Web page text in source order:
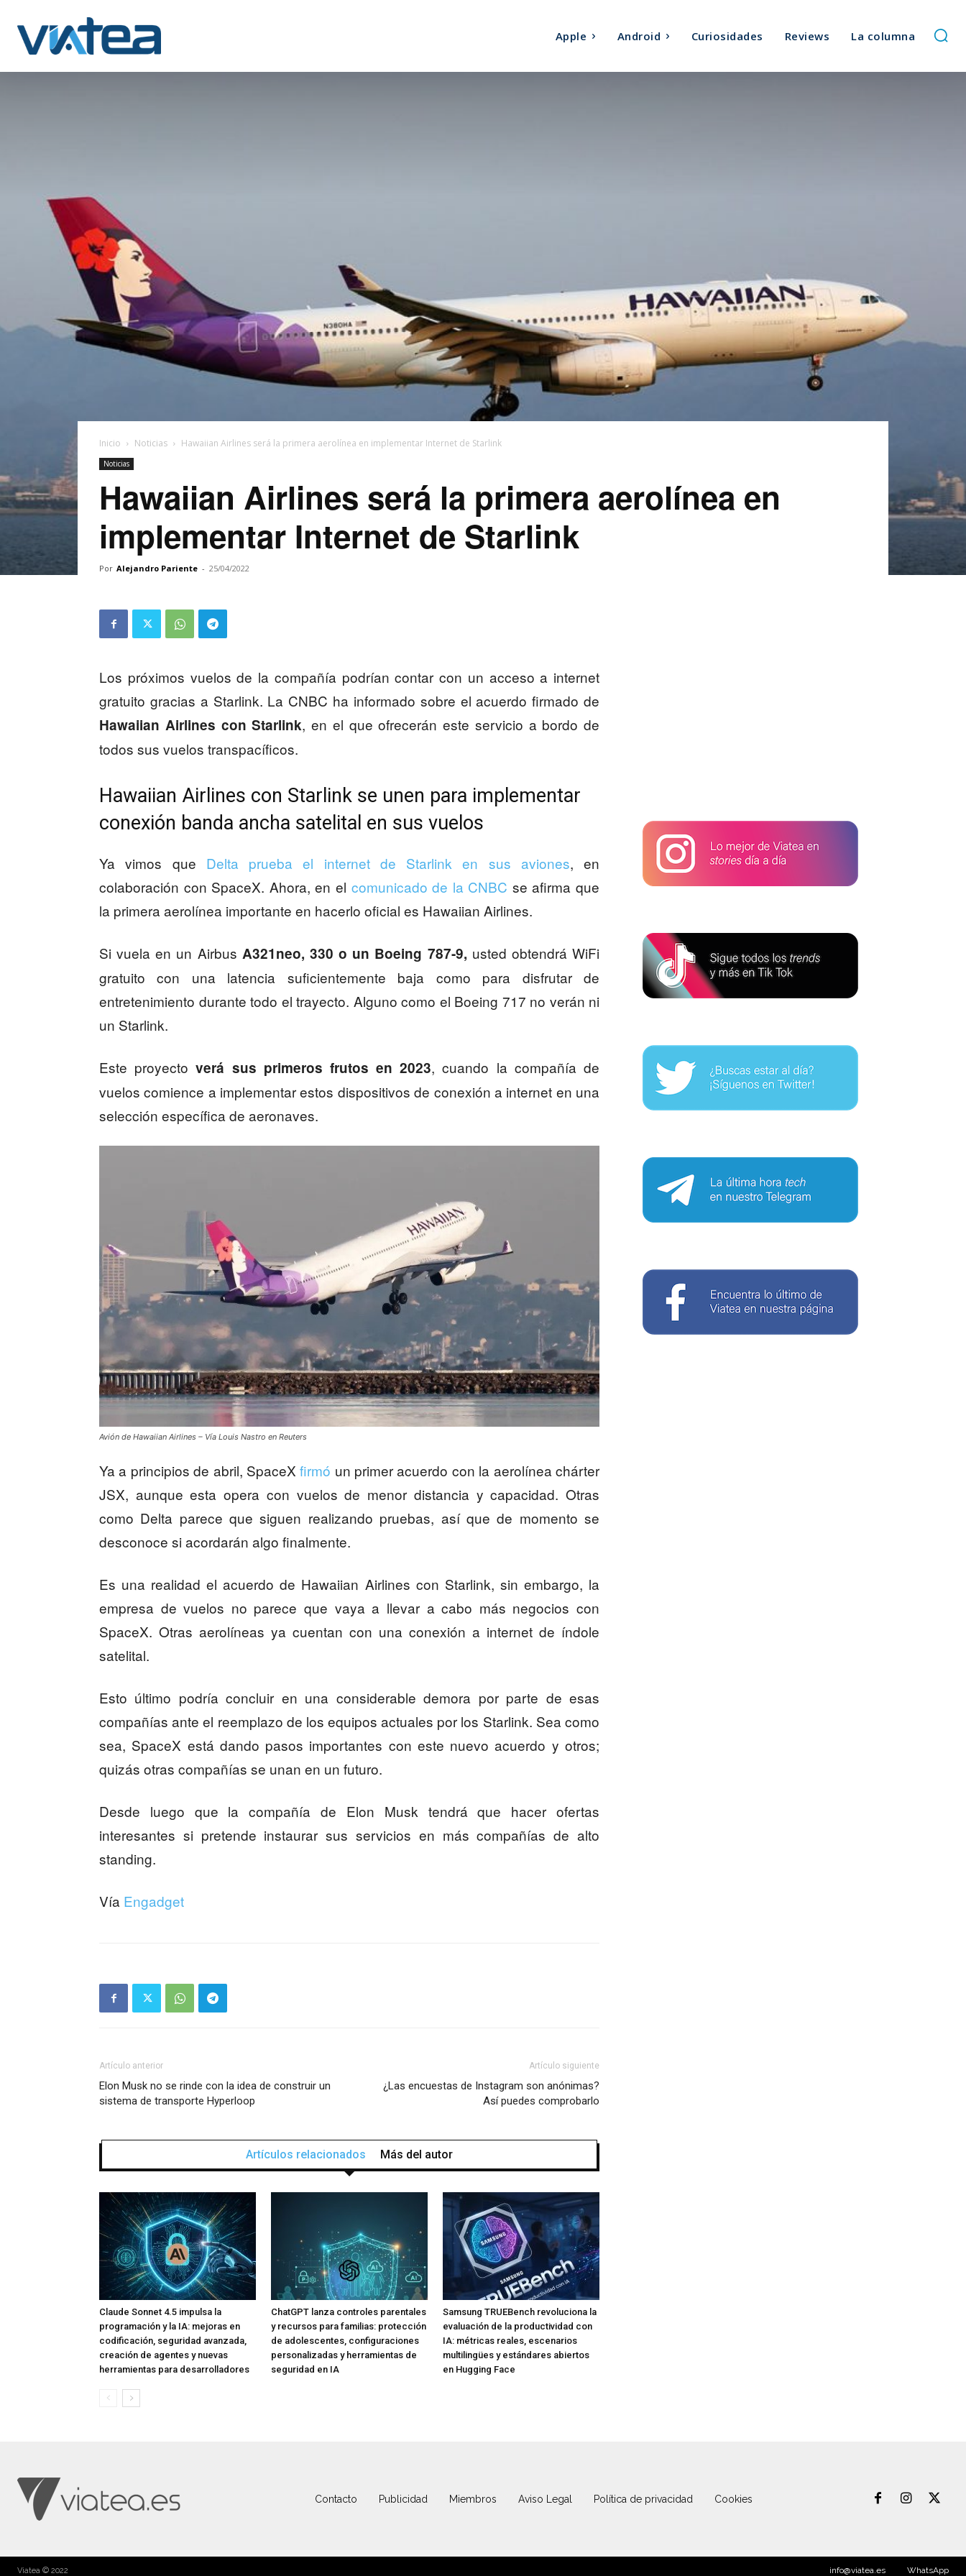
Apple Android Curiosidades Reviews La columna
Inicio Noticias Hawaiian Airlines será la primera aerolínea en implementar Internet de Starlink
Noticias
Hawaiian Airlines será la primera aerolínea en
implementar Internet de Starlink
Por Alejandro Pariente - 25/04/2022
Los próximos vuelos de la compañía podrían contar con un acceso a internet
gratuito gracias a Starlink. La CNBC ha informado sobre el acuerdo firmado de
Hawaiian Airlines con Starlink, en el que ofrecerán este servicio a bordo de
todos sus vuelos transpacíficos.
Hawaiian Airlines con Starlink se unen para implementar
conexión banda ancha satelital en sus vuelos
Ya vimos que Delta prueba el internet de Starlink en sus aviones, en
colaboración con SpaceX. Ahora, en el comunicado de la CNBC se afirma que
la primera aerolínea importante en hacerlo oficial es Hawaiian Airlines.
Si vuela en un Airbus A321neo, 330 o un Boeing 787-9, usted obtendrá WiFi
gratuito con una latencia suficientemente baja como para disfrutar de
entretenimiento durante todo el trayecto. Alguno como el Boeing 717 no verán ni
un Starlink.
Este proyectoverá sus primeros frutos en 2023, cuando la compañía de
vuelos comience a implementar estos dispositivos de conexión a internet en una
selección específica de aeronaves.
Avión de Hawaiian Airlines – Vía Louis Nastro en Reuters
Ya a principios de abril, SpaceXfirmó un primer acuerdo con la aerolínea chárter
JSX, aunque esta opera con vuelos de menor distancia y capacidad. Otras
como Delta parece que siguen realizando pruebas, así que de momento se
desconoce si acordarán algo finalmente.
Es una realidad el acuerdo de Hawaiian Airlines con Starlink, sin embargo, la
empresa de vuelos no parece que vaya a llevar a cabo más negocios con
SpaceX. Otras aerolíneas ya cuentan con una conexión a internet de índole
satelital.
Esto último podría concluir en una considerable demora por parte de esas
compañías ante el reemplazo de los equipos actuales por los Starlink. Sea como
sea, SpaceX está dando pasos importantes con este nuevo acuerdo y otros;
quizás otras compañías se unan en un futuro.
Desde luego que la compañía de Elon Musk tendrá que hacer ofertas
interesantes si pretende instaurar sus servicios en más compañías de alto
standing.
Vía Engadget
Artículo anterior
Elon Musk no se rinde con la idea de construir un
sistema de transporte Hyperloop
Artículo siguiente
¿Las encuestas de Instagram son anónimas?
Así puedes comprobarlo
Artículos relacionados Más del autor
Claude Sonnet 4.5 impulsa la
programación y la IA: mejoras en
codificación, seguridad avanzada,
creación de agentes y nuevas
herramientas para desarrolladores
ChatGPT lanza controles parentales
y recursos para familias: protección
de adolescentes, configuraciones
personalizadas y herramientas de
seguridad en IA
Samsung TRUEBench revoluciona la
evaluación de la productividad con
IA: métricas reales, escenarios
multilingües y estándares abiertos
en Hugging Face
Contacto Publicidad Miembros Aviso Legal Política de privacidad Cookies
Viatea © 2022 info@viatea.es WhatsApp